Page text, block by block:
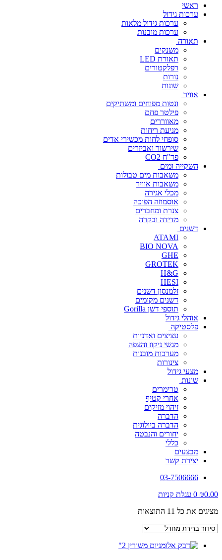
ראשי
ערכות גידול
ערכות גידול מלאות
ערכות מובנות
תאורה
משנקים
תאורת LED
רפלקטורים
נורות
שונות
אוויר
ונטות מפוחים ומשתיקים
פילטר פחם
מאווררים
מניעת ריחות
סופחי לחות מכשירי אדים
שירשור ואביזרים
פד"ח CO2
השקייה ומים
משאבות מים טבולות
משאבות אוויר
מכלי אגירה
אוסמוזה הפוכה
צנרת ומחברים
מדידה ובקרה
דשנים
ATAMI
BIO NOVA
GHE
GROTEK
H&G
HESI
זלמנסון דשנים
דשנים מקומים
תוספי דשן Gorilla
אוהלי גידול
פלסטיקה
עציצים ואדניות
מגשי ניקוז והצפה
מערכות מובנות
צינורות
מצעי גידול
שונות
טרימרים
אחרי קטיף
זיהוי מזיקים
הדברה
הדברה ביולוגית
יחורים והנבטה
כללי
מבצעים
יצירת קשר
03-7506666
₪0.00
0 עגלת קניות
מציגים את כל ⁦11⁩ התוצאות